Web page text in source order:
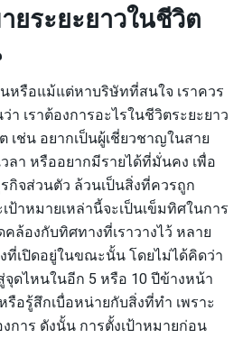
ยระยะยาวในชีวิต
หรือแม้แต่หาบริษัทที่สนใจ เราควร
า เราต้องการอะไรในชีวิตระยะยาว
เช่น อยากเป็นผู้เชี่ยวชาญในสาย
ลา หรืออยากมีรายได้ที่มั่นคง เพื่อ
กิจส่วนตัว ล้วนเป็นสิ่งที่ควรถูก
ป้าหมายเหล่านี้จะเป็นเข็มทิศในการ
ล้องกับทิศทางที่เราวางไว้ หลาย
ที่เปิดอยู่ในขณะนั้น โดยไม่ได้คิดว่า
ดไหนในอีก 5 หรือ 10 ปีข้างหน้า
รือรู้สึกเบื่อหน่ายกับสิ่งที่ทำ เพราะ
การ ดังนั้น การตั้งเป้าหมายก่อน